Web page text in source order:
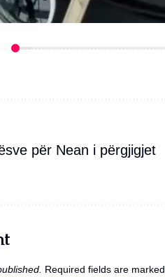
për Nean i përgjigjet
Required fields are marked